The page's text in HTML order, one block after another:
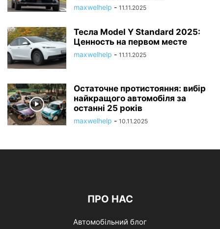
maxwelhelp - 11.11.2025
Тесла Model Y Standard 2025:
Ценность на первом месте
maxwelhelp - 11.11.2025
Остаточне протистояння: вибір
найкращого автомобіля за
останні 25 років
maxwelhelp - 10.11.2025
ПРО НАС
Автомобільний блог